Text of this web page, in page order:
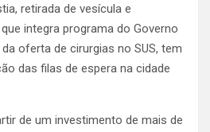
retirada de vesícula e
integra programa do Governo
oferta de cirurgias no SUS, tem
das filas de espera na cidade
de um investimento de mais de